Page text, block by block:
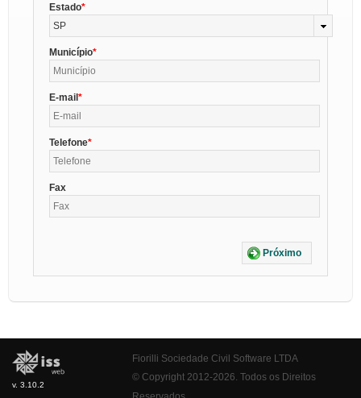
Estado
SP
Município
E-mail
Telefone
Fax
Próximo
v. 3.10.2
Fiorilli Sociedade Civil Software LTDA
© Copyright 2012-2026. Todos os Direitos